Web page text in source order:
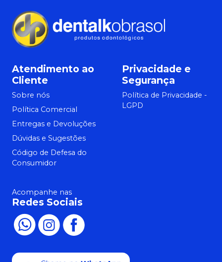
Atendimento ao
Cliente
Sobre nós
Política Comercial
Entregas e Devoluções
Dúvidas e Sugestões
Código de Defesa do
Consumidor
Privacidade e
Segurança
Política de Privacidade -
LGPD
Acompanhe nas
Redes Sociais